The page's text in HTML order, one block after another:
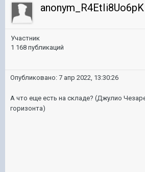
anonym_R4EtIi8Uo6pK
Участник
1 168 публикаций
Опубликовано: 7 апр 2022, 13:30:26
А что еще есть на складе? (Джулио
горизонта)